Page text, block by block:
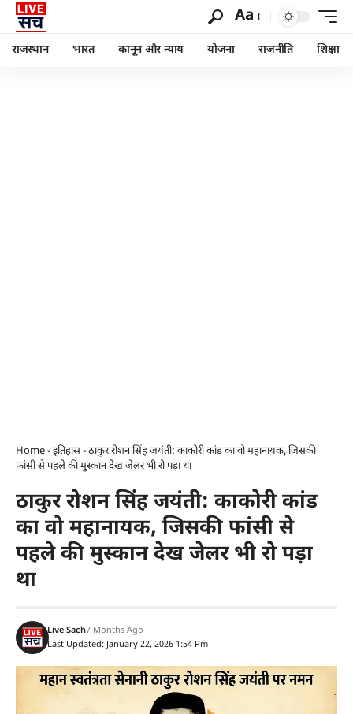
Aa
राजस्थान भारत कानून और न्याय योजना राजनीति शिक्षा
Home-इतिहास-ठाकुर रोशन सिंह जयंती: काकोरी कांड का वो महानायक, जिसकी
फांसी से पहले की मुस्कान देख जेलर भी रो पड़ा था
ठाकुर रोशन सिंह जयंती: काकोरी कांड
का वो महानायक, जिसकी फांसी से
पहले की मुस्कान देख जेलर भी रो पड़ा
था
Last Updated: January 22, 2026 1:54 Pm
Live Sach7 Months Ago